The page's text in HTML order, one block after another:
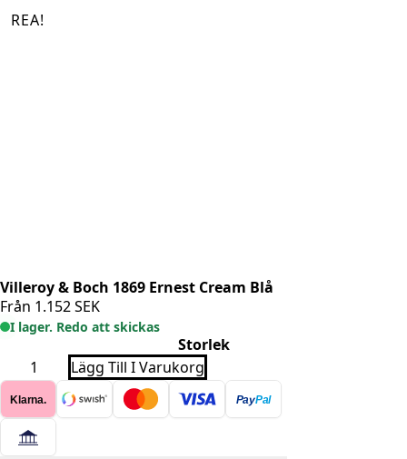
REA!
Villeroy & Boch 1869 Ernest Cream Blå
Från 1.152SEK
I lager. Redo att skickas
Storlek
Villeroy
&
Boch
1869
Ernest
Cream
Blå
Lägg Till I Varukorg
Klarna. PayPal